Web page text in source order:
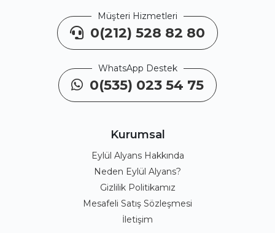
Müşteri Hizmetleri
0(212) 528 82 80
WhatsApp Destek
0(535) 023 54 75
Kurumsal
Eylül Alyans Hakkında
Neden Eylül Alyans?
Gizlilik Politikamız
Mesafeli Satış Sözleşmesi
İletişim